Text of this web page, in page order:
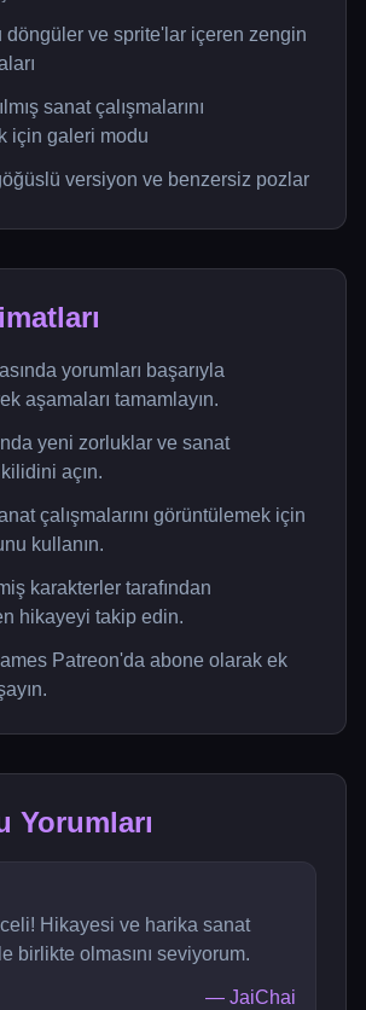
döngüler ve sprite'lar içeren zengin
sanat çalışmalarını
için galeri modu
versiyon ve benzersiz pozlar
yorumları başarıyla
aşamaları tamamlayın.
yeni zorluklar ve sanat
açın.
çalışmalarını görüntülemek için
kullanın.
karakterler tarafından
hikayeyi takip edin.
Patreon'da abone olarak ek
Yorumları
Hikayesi ve harika sanat
birlikte olmasını seviyorum.
— JaiChai